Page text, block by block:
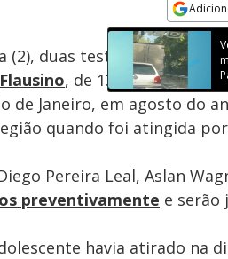
Opens
duas testemunhas de
, de 13 anos, durante
de Janeiro, em agosto do
quando foi atingida
Pereira Leal, Aslan
preventivamente e serão
havia atirado na